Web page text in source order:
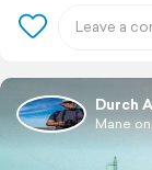
Durch
Mane